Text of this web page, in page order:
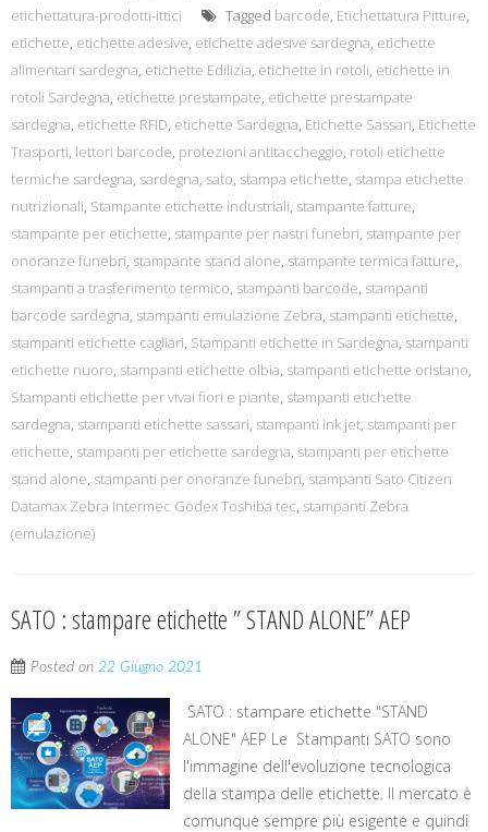
etichettatura-prodotti-ittici
Tagged barcode, Etichettatura Pitture,
etichette, etichette adesive, etichette adesive sardegna, etichette
alimentari sardegna, etichette Edilizia, etichette in rotoli, etichette in
rotoli Sardegna, etichette prestampate, etichette prestampate
sardegna, etichette RFID, etichette Sardegna, Etichette Sassari, Etichette
Trasporti, lettori barcode, protezioni antitaccheggio, rotoli etichette
termiche sardegna, sardegna, sato, stampa etichette, stampa etichette
nutrizionali, Stampante etichette industriali, stampante fatture,
stampante per etichette, stampante per nastri funebri, stampante per
onoranze funebri, stampante stand alone, stampante termica fatture,
stampanti a trasferimento termico, stampanti barcode, stampanti
barcode sardegna, stampanti emulazione Zebra, stampanti etichette,
stampanti etichette cagliari, Stampanti etichette in Sardegna, stampanti
etichette nuoro, stampanti etichette olbia, stampanti etichette oristano,
Stampanti etichette per vivai fiori e piante, stampanti etichette
sardegna, stampanti etichette sassari, stampanti ink jet, stampanti per
etichette, stampanti per etichette sardegna, stampanti per etichette
stand alone, stampanti per onoranze funebri, stampanti Sato Citizen
Datamax Zebra Intermec Godex Toshiba tec, stampanti Zebra
(emulazione)
SATO : stampare etichette ” STAND ALONE” AEP
Posted on 22 Giugno 2021
SATO : stampare etichette "STAND
ALONE" AEP Le Stampanti SATO sono
l'immagine dell'evoluzione tecnologica
della stampa delle etichette. Il mercato è
comunque sempre più esigente e quindi